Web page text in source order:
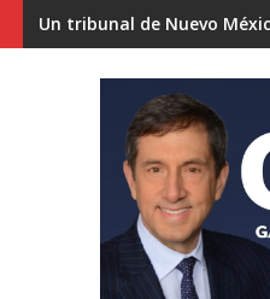
de Nuevo México ordenó a